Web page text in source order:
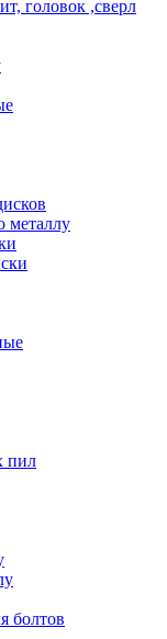
головок ,сверл
металлу
пил
болтов